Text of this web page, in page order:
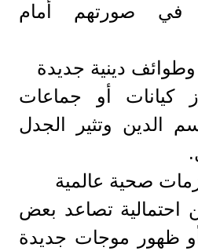
في صورتهم أمام
كيانات أو جماعات
الدين وتثير الجدل
احتمالية تصاعد بعض
أو ظهور موجات جديدة